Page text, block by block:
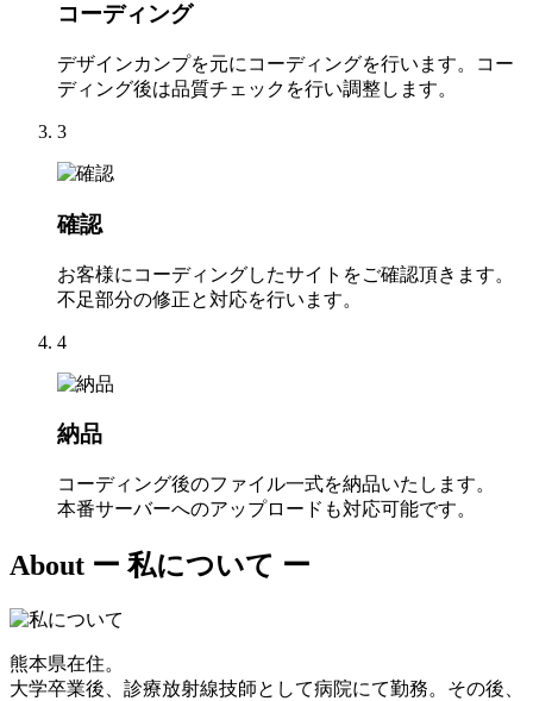
コーディング
デザインカンプを元にコーディングを行います。コー
ディング後は品質チェックを行い調整します。
3
確認
お客様にコーディングしたサイトをご確認頂きます。
不足部分の修正と対応を行います。
4
納品
コーディング後のファイル一式を納品いたします。
本番サーバーへのアップロードも対応可能です。
About ー 私について ー
熊本県在住。
大学卒業後、診療放射線技師として病院にて勤務。その後、